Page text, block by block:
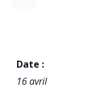
Date :
16 avril